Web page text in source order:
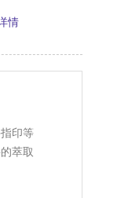
情
印等
萃取